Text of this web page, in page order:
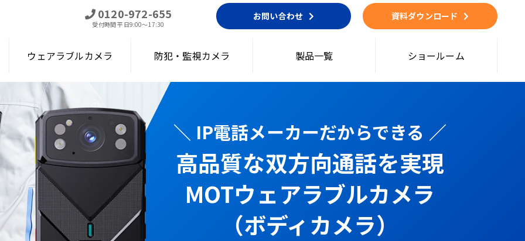
0120-972-655
受付時間平日9:00～17:30
お問い合わせ 資料ダウンロード
ウェアラブルカメラ 防犯・監視カメラ 製品一覧 ショールーム
ラブルカメラ（ボディカメラ）｜通話・現場遠隔確認・録画・顔認証
＼ IP電話メーカーだからできる ／
高品質な双方向通話を実現
MOTウェアラブルカメラ
（ボディカメラ）